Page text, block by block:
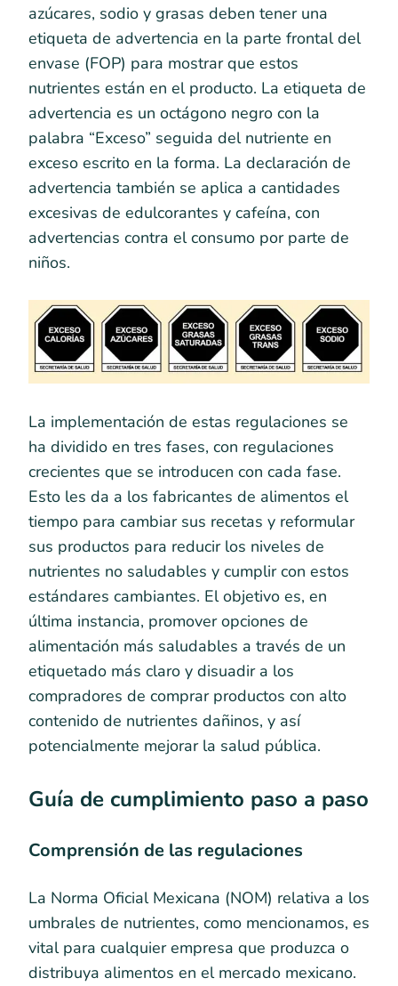
azúcares, sodio y grasas deben tener una
etiqueta de advertencia en la parte frontal del
envase (FOP) para mostrar que estos
nutrientes están en el producto. La etiqueta de
advertencia es un octágono negro con la
palabra “Exceso” seguida del nutriente en
exceso escrito en la forma. La declaración de
advertencia también se aplica a cantidades
excesivas de edulcorantes y cafeína, con
advertencias contra el consumo por parte de
niños.
La implementación de estas regulaciones se
ha dividido en tres fases, con regulaciones
crecientes que se introducen con cada fase.
Esto les da a los fabricantes de alimentos el
tiempo para cambiar sus recetas y reformular
sus productos para reducir los niveles de
nutrientes no saludables y cumplir con estos
estándares cambiantes. El objetivo es, en
última instancia, promover opciones de
alimentación más saludables a través de un
etiquetado más claro y disuadir a los
compradores de comprar productos con alto
contenido de nutrientes dañinos, y así
potencialmente mejorar la salud pública.
Guía de cumplimiento paso a paso
Comprensión de las regulaciones
La Norma Oficial Mexicana (NOM) relativa a los
umbrales de nutrientes, como mencionamos, es
vital para cualquier empresa que produzca o
distribuya alimentos en el mercado mexicano.